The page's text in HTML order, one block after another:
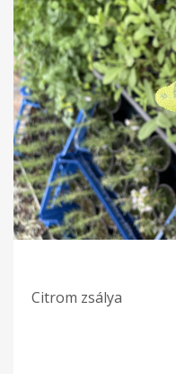
Citrom zsálya